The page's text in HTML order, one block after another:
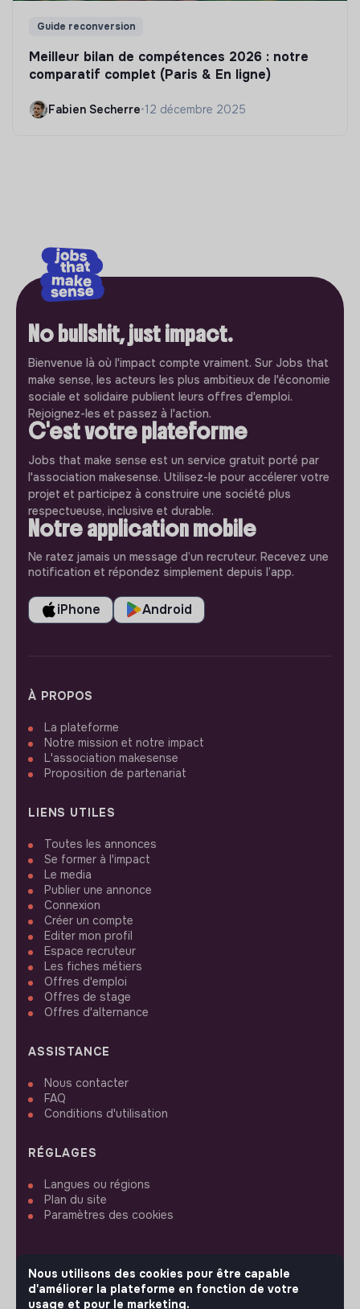
Guide reconversion
Meilleur bilan de compétences 2026 : notre
comparatif complet (Paris & En ligne)
Fabien Secherre•12 décembre 2025
No bullshit, just impact.
Bienvenue là où l'impact compte vraiment. Sur Jobs that
make sense, les acteurs les plus ambitieux de l'économie
sociale et solidaire publient leurs offres d'emploi.
Rejoignez-les et passez à l'action.
C'est votre plateforme
Jobs that make sense est un service gratuit porté par
l'association makesense. Utilisez-le pour accélerer votre
projet et participez à construire une société plus
respectueuse, inclusive et durable.
Notre application mobile
Ne ratez jamais un message d’un recruteur. Recevez une
notification et répondez simplement depuis l’app.
iPhone Android
À PROPOS
La plateforme
Notre mission et notre impact
L'association makesense
Proposition de partenariat
LIENS UTILES
Toutes les annonces
Se former à l'impact
Le media
Publier une annonce
Connexion
Créer un compte
Editer mon profil
Espace recruteur
Les fiches métiers
Offres d'emploi
Offres de stage
Offres d'alternance
ASSISTANCE
Nous contacter
FAQ
Conditions d'utilisation
RÉGLAGES
Langues ou régions
Plan du site
Paramètres des cookies
SUIVEZ-NOUS
Nous utilisons des cookies pour être capable
d'améliorer la plateforme en fonction de votre
usage et pour le marketing.